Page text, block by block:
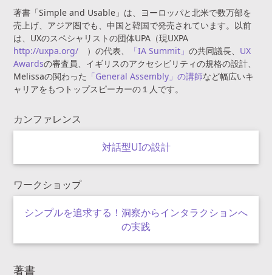
著書「Simple and Usable」は、ヨーロッパと北米で数万部を
売上げ、アジア圏でも、中国と韓国で発売されています。以前
は、UXのスペシャリストの団体UPA（現UXPA
http://uxpa.org/ ）の代表、 「IA Summit」の共同議長、 UX
Awardsの審査員、イギリスのアクセシビリティの規格の設計、
Melissaの関わった 「General Assembly」の講師など幅広いキ
ャリアをもつトップスピーカーの１人です。
カンファレンス
対話型UIの設計
ワークショップ
シンプルを追求する！洞察からインタラクションへ
の実践
著書